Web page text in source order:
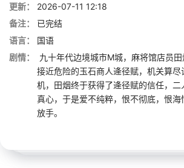
更新：
2026-07-11 12:18
备注：
已完结
语言：
国语
剧情：
九十年代边境城市M城，麻将馆店员
接近危险的玉石商人逄径赋，机关算
机，田烟终于获得了逄径赋的信任，二
真心，于是爱不纯粹，恨不彻底，恨
放手。